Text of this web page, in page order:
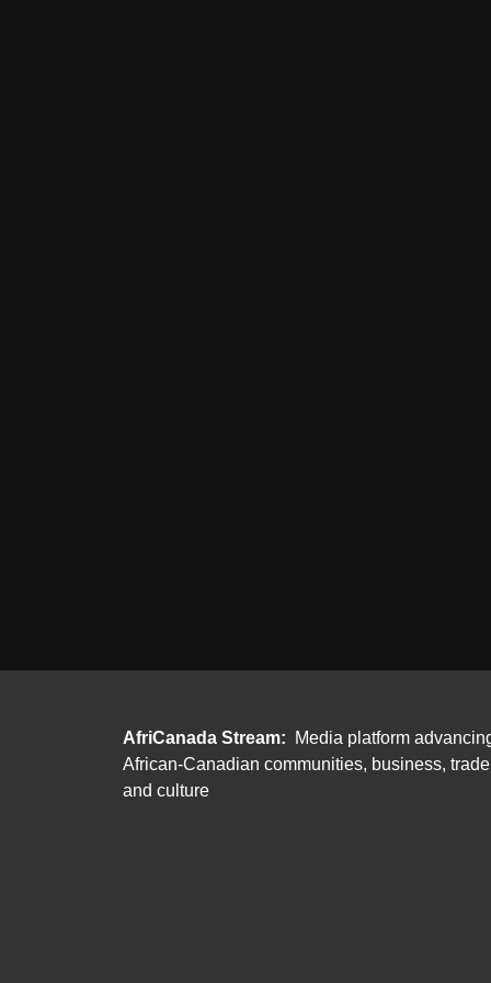
AfriCanada Stream:
Media platform
African-Canadian communities, business, trade
and culture